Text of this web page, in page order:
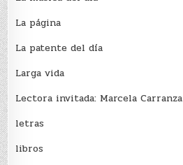
La página
La patente del día
Larga vida
Lectora invitada: Marcela Carranza
letras
libros